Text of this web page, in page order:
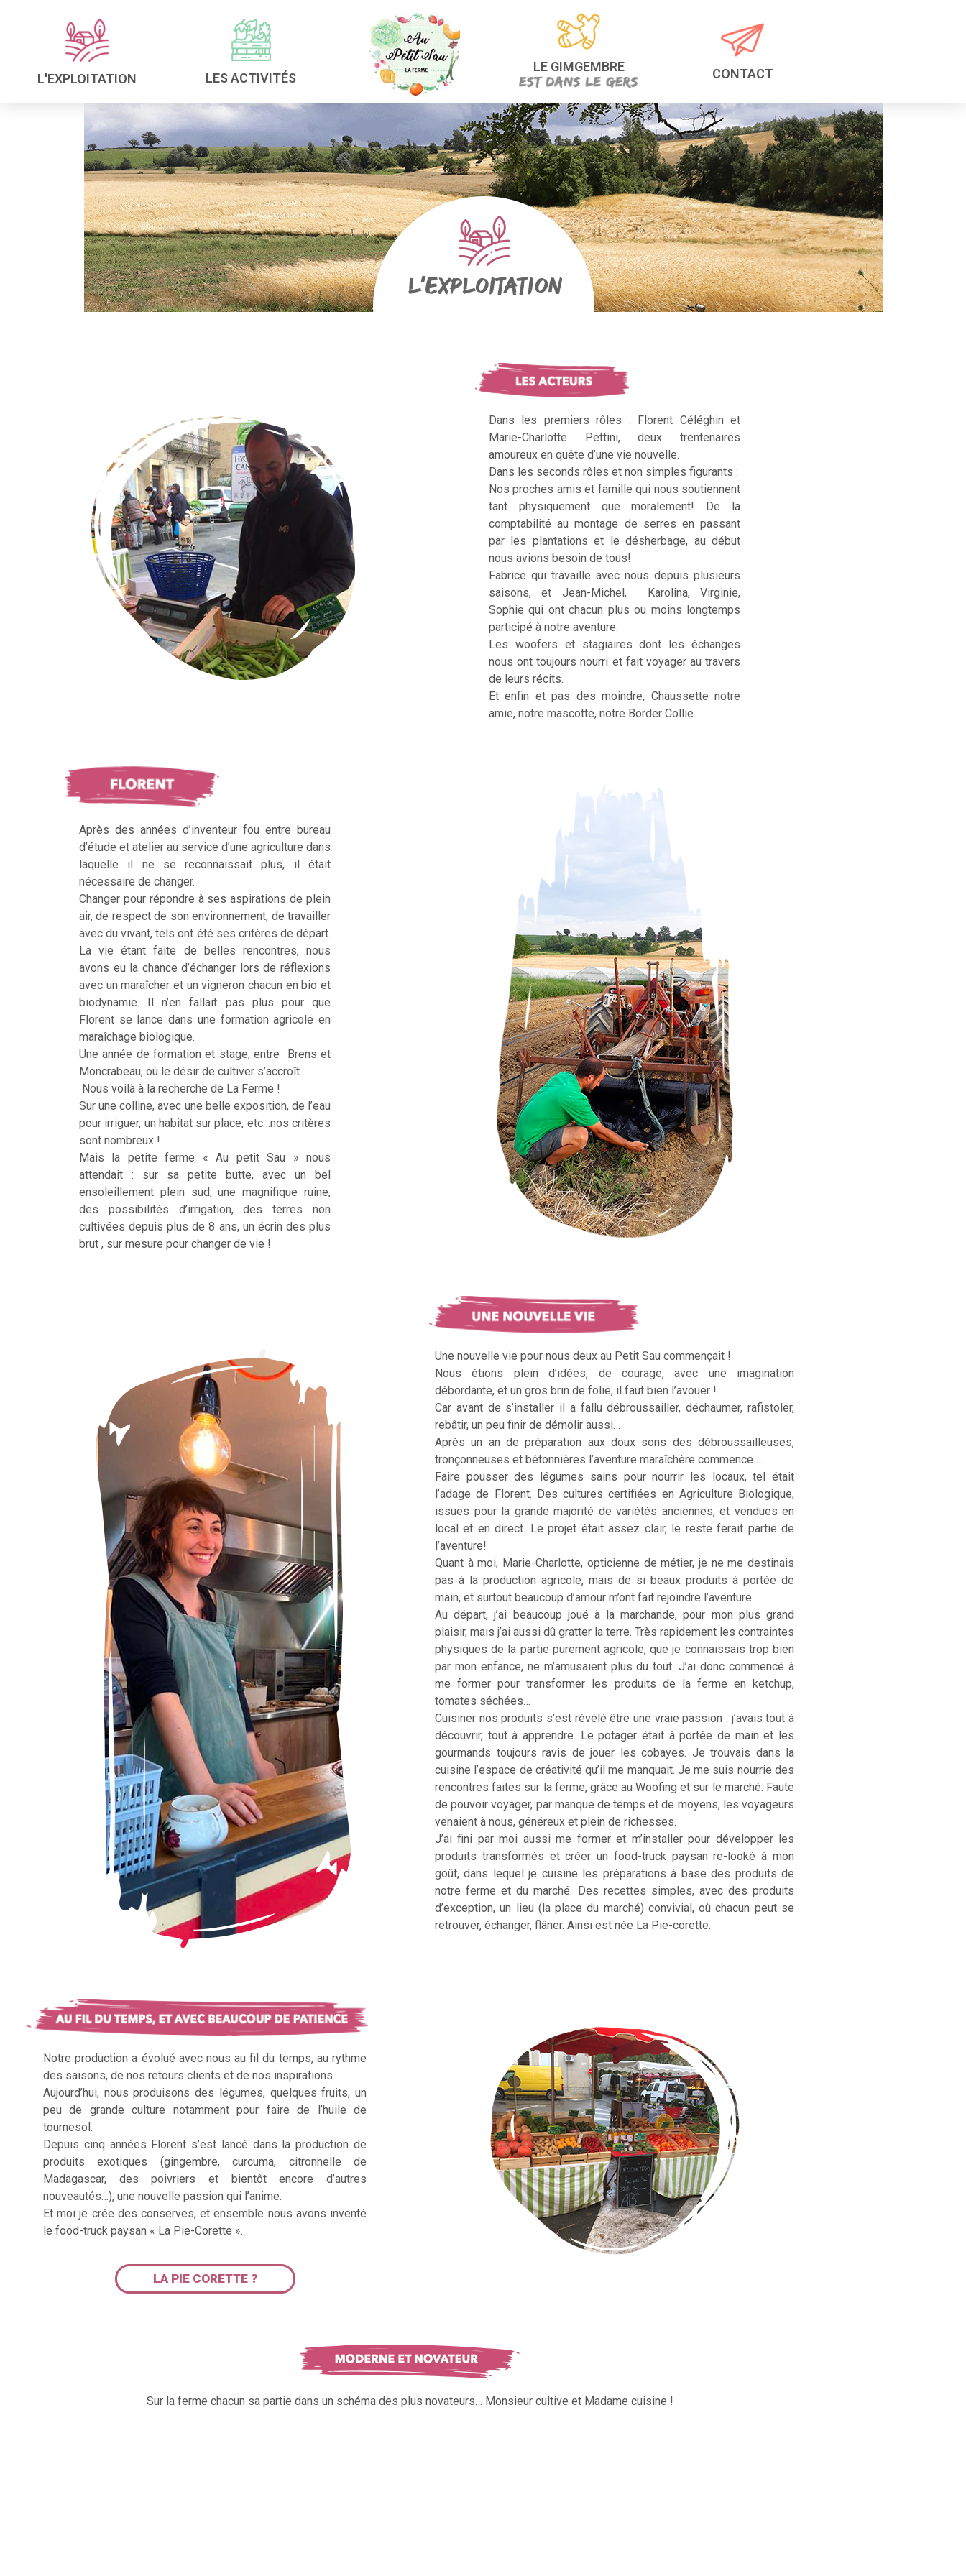
L'EXPLOITATION LES ACTIVITÉS
LE GIMGEMBRE CONTACT
Dans les premiers rôles : Florent Céléghin et
Marie-Charlotte Pettini, deux trentenaires
amoureux en quête d’une vie nouvelle.
Dans les seconds rôles et non simples figurants :
Nos proches amis et famille qui nous soutiennent
tant physiquement que moralement! De la
comptabilité au montage de serres en passant
par les plantations et le désherbage, au début
nous avions besoin de tous!
Fabrice qui travaille avec nous depuis plusieurs
saisons, et Jean-Michel, Karolina, Virginie,
Sophie qui ont chacun plus ou moins longtemps
participé à notre aventure.
Les woofers et stagiaires dont les échanges
nous ont toujours nourri et fait voyager au travers
de leurs récits.
Et enfin et pas des moindre, Chaussette notre
amie, notre mascotte, notre Border Collie.
Après des années d’inventeur fou entre bureau
d’étude et atelier au service d’une agriculture dans
laquelle il ne se reconnaissait plus, il était
nécessaire de changer.
Changer pour répondre à ses aspirations de plein
air, de respect de son environnement, de travailler
avec du vivant, tels ont été ses critères de départ.
La vie étant faite de belles rencontres, nous
avons eu la chance d’échanger lors de réflexions
avec un maraîcher et un vigneron chacun en bio et
biodynamie. Il n’en fallait pas plus pour que
Florent se lance dans une formation agricole en
maraîchage biologique.
Une année de formation et stage, entre Brens et
Moncrabeau, où le désir de cultiver s’accroît.
Nous voilà à la recherche de La Ferme !
Sur une colline, avec une belle exposition, de l’eau
pour irriguer, un habitat sur place, etc…nos critères
sont nombreux !
Mais la petite ferme « Au petit Sau » nous
attendait : sur sa petite butte, avec un bel
ensoleillement plein sud, une magnifique ruine,
des possibilités d’irrigation, des terres non
cultivées depuis plus de 8 ans, un écrin des plus
brut , sur mesure pour changer de vie !
Une nouvelle vie pour nous deux au Petit Sau commençait !
Nous étions plein d’idées, de courage, avec une imagination
débordante, et un gros brin de folie, il faut bien l’avouer !
Car avant de s’installer il a fallu débroussailler, déchaumer, rafistoler,
rebâtir, un peu finir de démolir aussi…
Après un an de préparation aux doux sons des débroussailleuses,
tronçonneuses et bétonnières l’aventure maraîchère commence….
Faire pousser des légumes sains pour nourrir les locaux, tel était
l’adage de Florent. Des cultures certifiées en Agriculture Biologique,
issues pour la grande majorité de variétés anciennes, et vendues en
local et en direct. Le projet était assez clair, le reste ferait partie de
l’aventure!
Quant à moi, Marie-Charlotte, opticienne de métier, je ne me destinais
pas à la production agricole, mais de si beaux produits à portée de
main, et surtout beaucoup d’amour m’ont fait rejoindre l’aventure.
Au départ, j’ai beaucoup joué à la marchande, pour mon plus grand
plaisir, mais j’ai aussi dû gratter la terre. Très rapidement les contraintes
physiques de la partie purement agricole, que je connaissais trop bien
par mon enfance, ne m’amusaient plus du tout. J’ai donc commencé à
me former pour transformer les produits de la ferme en ketchup,
tomates séchées…
Cuisiner nos produits s’est révélé être une vraie passion : j’avais tout à
découvrir, tout à apprendre. Le potager était à portée de main et les
gourmands toujours ravis de jouer les cobayes. Je trouvais dans la
cuisine l’espace de créativité qu’il me manquait. Je me suis nourrie des
rencontres faites sur la ferme, grâce au Woofing et sur le marché. Faute
de pouvoir voyager, par manque de temps et de moyens, les voyageurs
venaient à nous, généreux et plein de richesses.
J’ai fini par moi aussi me former et m’installer pour développer les
produits transformés et créer un food-truck paysan re-looké à mon
goût, dans lequel je cuisine les préparations à base des produits de
notre ferme et du marché. Des recettes simples, avec des produits
d’exception, un lieu (la place du marché) convivial, où chacun peut se
retrouver, échanger, flâner. Ainsi est née La Pie-corette.
Notre production a évolué avec nous au fil du temps, au rythme
des saisons, de nos retours clients et de nos inspirations.
Aujourd’hui, nous produisons des légumes, quelques fruits, un
peu de grande culture notamment pour faire de l’huile de
tournesol.
Depuis cinq années Florent s’est lancé dans la production de
produits exotiques (gingembre, curcuma, citronnelle de
Madagascar, des poivriers et bientôt encore d’autres
nouveautés…), une nouvelle passion qui l’anime.
Et moi je crée des conserves, et ensemble nous avons inventé
le food-truck paysan « La Pie-Corette ».
LA PIE CORETTE ?
Sur la ferme chacun sa partie dans un schéma des plus novateurs… Monsieur cultive et Madame cuisine !